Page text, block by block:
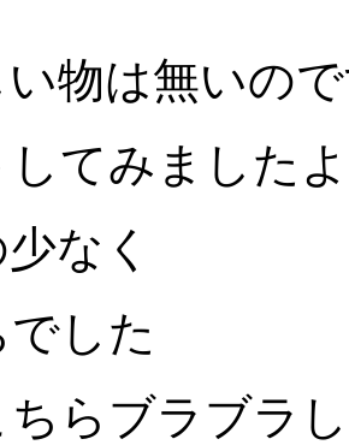
物は無いの
てみましたよ
なく
した
らブラブラ